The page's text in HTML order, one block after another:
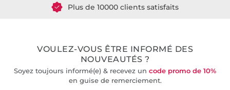
Plus de 10000 clients satisfaits
VOULEZ-VOUS ÊTRE INFORMÉ DES
NOUVEAUTÉS ?
Soyez toujours informé(e) & recevez un code promo de 10%
en guise de remerciement.